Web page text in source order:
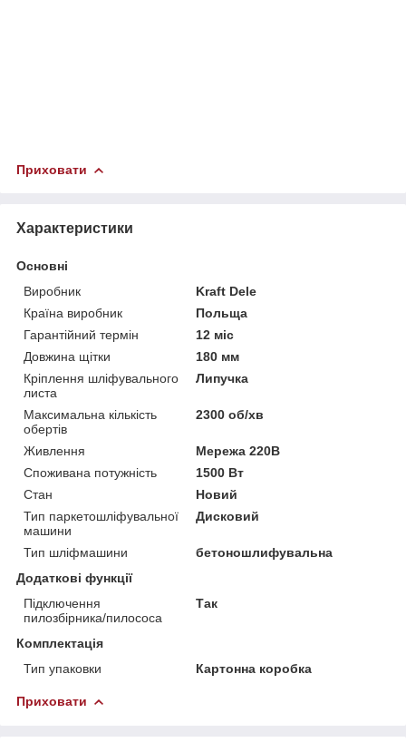
Приховати
Характеристики
Основні
Виробник
Kraft Dele
Країна виробник
Польща
Гарантійний термін
12 міс
Довжина щітки
180 мм
Кріплення шліфувального
листа
Липучка
Максимальна кількість
обертів
2300 об/хв
Живлення
Мережа 220В
Споживана потужність
1500 Вт
Стан
Новий
Тип паркетошліфувальної
машини
Дисковий
Тип шліфмашини
бетоношлифувальна
Додаткові функції
Підключення
пилозбірника/пилососа
Так
Комплектація
Тип упаковки
Картонна коробка
Приховати